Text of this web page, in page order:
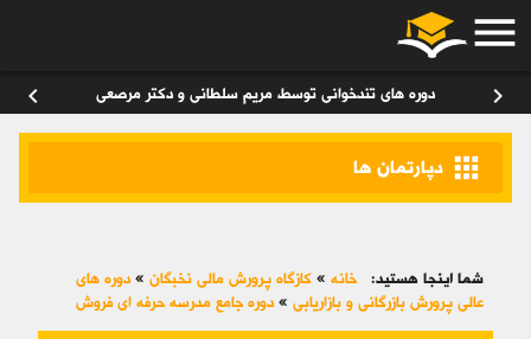
menu
chevron_right دوره های تندخوانی توسط مریم سلطانی و دکتر مرصعی chevron_left
apps دپارتمان ها
شما اینجا هستید: خانه » کازگاه پرورش مالی نخبگان » دوره های
عالی پرورش بازرگانی و بازاریابی » دوره جامع مدرسه حرفه اي فروش